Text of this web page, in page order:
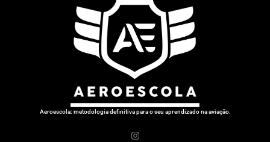
Aeroescola: metodologia definitiva para o seu aprendizado na aviação.